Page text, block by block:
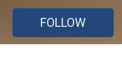
FOLLOW